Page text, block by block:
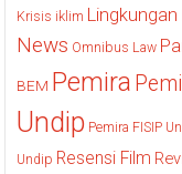
Krisis iklim Lingkungan
News Omnibus Law
BEM Pemira
Undip Pemira FISIP
Undip Resensi Film